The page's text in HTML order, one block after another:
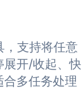
支持将任意
展开/收起、快
多任务处理